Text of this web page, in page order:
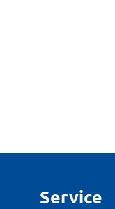
Service